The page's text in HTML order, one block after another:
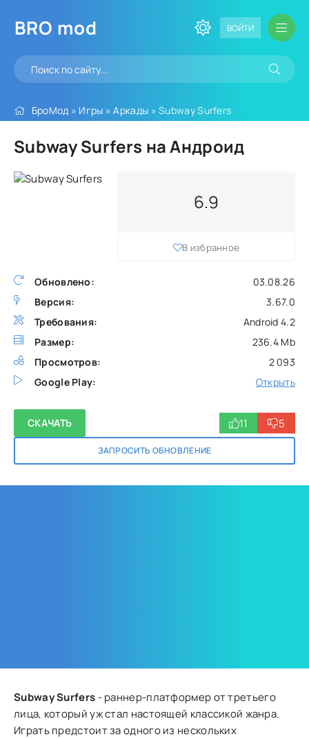
BRO mod ВОЙТИ
БроМод » Игры »Аркады » Subway Surfers
Subway Surfers на Андроид
Обновлено:
03.08.26
Версия:
3.67.0
Требования:
Android 4.2
Размер:
236.4 Mb
Просмотров:
2 093
Google Play:
Открыть
6.9
В избранное
СКАЧАТЬ
ЗАПРОСИТЬ ОБНОВЛЕНИЕ
11 5
Subway Surfers - раннер-платформер от третьего
лица, который уж стал настоящей классикой жанра.
Играть предстоит за одного из нескольких